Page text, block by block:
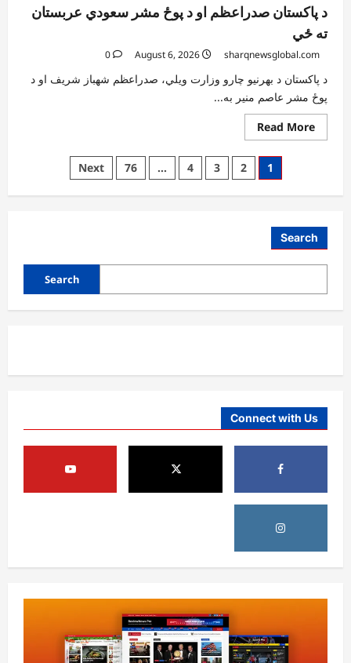
د پاکستان صدراعظم او د پوځ مشر سعودي عربستان
ته ځي
sharqnewsglobal.com
0
د پاکستان د بهرنیو چارو وزارت ویلي، صدراعظم شهباز شریف او د
پوځ مشر عاصم منیر به...
Read More
more
د
پاکستان
صدراعظم
او
ځي
Posts
pagination
1
2
3
4
…
76
Next
Search
Search
Connect with Us
افغانستان
4
افغانستان
ټولګټو وزارت: قیصار ـ لامان سړک رغنیزې